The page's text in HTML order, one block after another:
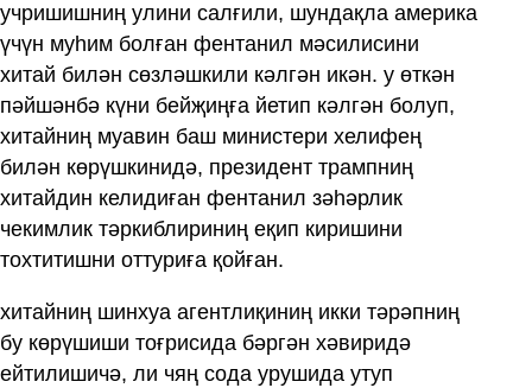
учришишниң улини салғили, шундақла америка
үчүн муһим болған фентанил мәсилисини
хитай билән сөзләшкили кәлгән икән. у өткән
пәйшәнбә күни бейҗиңға йетип кәлгән болуп,
хитайниң муавин баш министери хелифең
билән көрүшкинидә, президент трампниң
хитайдин келидиған фентанил зәһәрлик
чекимлик тәркиблириниң еқип киришини
тохтитишни оттуриға қойған.
хитайниң шинхуа агентлиқиниң икки тәрәпниң
бу көрүшиши тоғрисида бәргән хәвиридә
ейтилишичә, ли чяң сода урушида утуп